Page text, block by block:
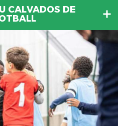
CALVADOS DE